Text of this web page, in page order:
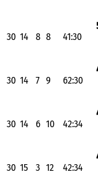
30 14 8 8 41:30
30 14 7 9 62:30
30 14 6 10 42:34
30 15 3 12 42:34